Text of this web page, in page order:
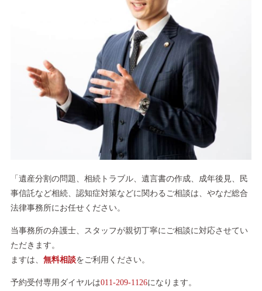
「遺産分割の問題、相続トラブル、遺言書の作成、成年後見、民
事信託など相続、認知症対策などに関わるご相談は、やなだ総合
法律事務所にお任せください。
当事務所の弁護士、スタッフが親切丁寧にご相談に対応させてい
ただきます。
ますは、 無料相談をご利用ください。
予約受付専用ダイヤルは011-209-1126になります。